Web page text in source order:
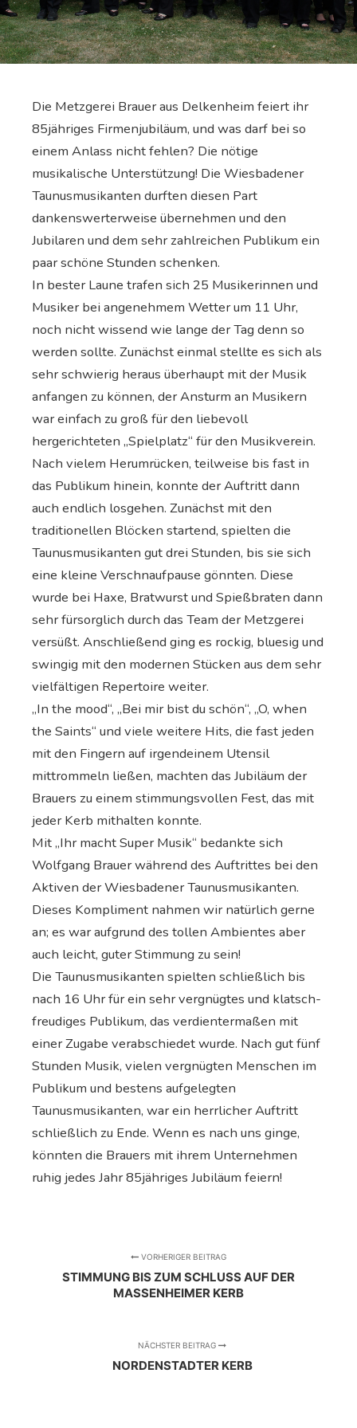
Die Metzgerei Brauer aus Delkenheim feiert ihr
85jähriges Firmenjubiläum, und was darf bei so
einem Anlass nicht fehlen? Die nötige
musikalische Unterstützung! Die Wiesbadener
Taunusmusikanten durften diesen Part
dankenswerterweise übernehmen und den
Jubilaren und dem sehr zahlreichen Publikum ein
paar schöne Stunden schenken.
In bester Laune trafen sich 25 Musikerinnen und
Musiker bei angenehmem Wetter um 11 Uhr,
noch nicht wissend wie lange der Tag denn so
werden sollte. Zunächst einmal stellte es sich als
sehr schwierig heraus überhaupt mit der Musik
anfangen zu können, der Ansturm an Musikern
war einfach zu groß für den liebevoll
hergerichteten „Spielplatz“ für den Musikverein.
Nach vielem Herumrücken, teilweise bis fast in
das Publikum hinein, konnte der Auftritt dann
auch endlich losgehen. Zunächst mit den
traditionellen Blöcken startend, spielten die
Taunusmusikanten gut drei Stunden, bis sie sich
eine kleine Verschnaufpause gönnten. Diese
wurde bei Haxe, Bratwurst und Spießbraten dann
sehr fürsorglich durch das Team der Metzgerei
versüßt. Anschließend ging es rockig, bluesig und
swingig mit den modernen Stücken aus dem sehr
vielfältigen Repertoire weiter.
„In the mood“, „Bei mir bist du schön“, „O, when
the Saints“ und viele weitere Hits, die fast jeden
mit den Fingern auf irgendeinem Utensil
mittrommeln ließen, machten das Jubiläum der
Brauers zu einem stimmungsvollen Fest, das mit
jeder Kerb mithalten konnte.
Mit „Ihr macht Super Musik“ bedankte sich
Wolfgang Brauer während des Auftrittes bei den
Aktiven der Wiesbadener Taunusmusikanten.
Dieses Kompliment nahmen wir natürlich gerne
an; es war aufgrund des tollen Ambientes aber
auch leicht, guter Stimmung zu sein!
Die Taunusmusikanten spielten schließlich bis
nach 16 Uhr für ein sehr vergnügtes und klatsch-
freudiges Publikum, das verdientermaßen mit
einer Zugabe verabschiedet wurde. Nach gut fünf
Stunden Musik, vielen vergnügten Menschen im
Publikum und bestens aufgelegten
Taunusmusikanten, war ein herrlicher Auftritt
schließlich zu Ende. Wenn es nach uns ginge,
könnten die Brauers mit ihrem Unternehmen
ruhig jedes Jahr 85jähriges Jubiläum feiern!
VORHERIGER BEITRAG
STIMMUNG BIS ZUM SCHLUSS AUF DER
MASSENHEIMER KERB
NÄCHSTER BEITRAG
NORDENSTADTER KERB